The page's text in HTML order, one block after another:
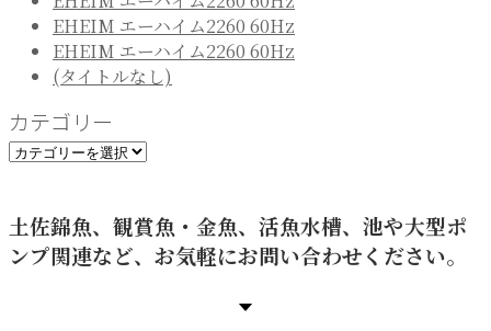
EHEIM エーハイム2260 60Hz
EHEIM エーハイム2260 60Hz
(タイトルなし)
カテゴリー
カ
リ
ー
土佐錦魚、観賞魚・金魚、活魚水槽、池や大型ポ
ンプ関連など、お気軽にお問い合わせください。